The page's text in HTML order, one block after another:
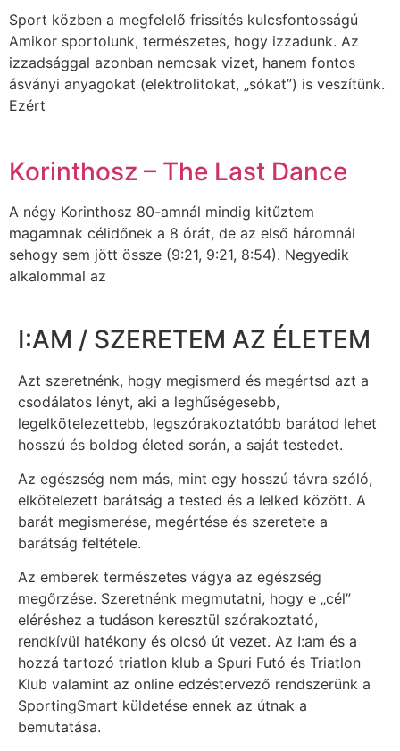
Sport közben a megfelelő frissítés kulcsfontosságú
Amikor sportolunk, természetes, hogy izzadunk. Az
izzadsággal azonban nemcsak vizet, hanem fontos
ásványi anyagokat (elektrolitokat, „sókat”) is veszítünk.
Ezért
Korinthosz – The Last Dance
A négy Korinthosz 80-amnál mindig kitűztem
magamnak célidőnek a 8 órát, de az első háromnál
sehogy sem jött össze (9:21, 9:21, 8:54). Negyedik
alkalommal az
I:AM / SZERETEM AZ ÉLETEM
Azt szeretnénk, hogy megismerd és megértsd azt a
csodálatos lényt, aki a leghűségesebb,
legelkötelezettebb, legszórakoztatóbb barátod lehet
hosszú és boldog életed során, a saját testedet.
Az egészség nem más, mint egy hosszú távra szóló,
elkötelezett barátság a tested és a lelked között. A
barát megismerése, megértése és szeretete a
barátság feltétele.
Az emberek természetes vágya az egészség
megőrzése. Szeretnénk megmutatni, hogy e „cél”
eléréshez a tudáson keresztül szórakoztató,
rendkívül hatékony és olcsó út vezet. Az I:am és a
hozzá tartozó triatlon klub a Spuri Futó és Triatlon
Klub valamint az online edzéstervező rendszerünk a
SportingSmart küldetése ennek az útnak a
bemutatása.